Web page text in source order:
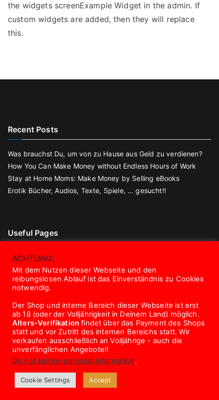
the widgets screenExample Widget in the admin. If
custom widgets are added, then they will replace
this.
Recent Posts
Was brauchst Du, um von zu Hause aus Geld zu verdienen?
How You Can Make Money without Endless Hours of Work
Stay at Home Moms: Make Money by Selling eBooks
Erotik Bücher, Audios, Texte, Spiele, … gesucht!!
Useful Pages
Blog
Contact
About Us
Privacy Policy
Terms And Conditions
Copyright © 2026 eroTrick.club
WordPress
ACHTUNG:
Mit dem Nutzen dieser Webseite und den
reibungslosen Ablauf ist das Einverständnis zu Cookies
notwendig.
Der Shop und interne Bereich dieser Webseite ist erst
ab 18 (oder der Volljährigkeit in Deinem Land) möglich.
Alters-Verifikation findet über das Payment des Shops
statt und vor Zutritt des internen Bereichs statt. Wir
verkaufen ausschließlich an Volljährige - auch die
unverfänglichen Angebote!!
Do not sell my personal information.
Cookie Settings Accept